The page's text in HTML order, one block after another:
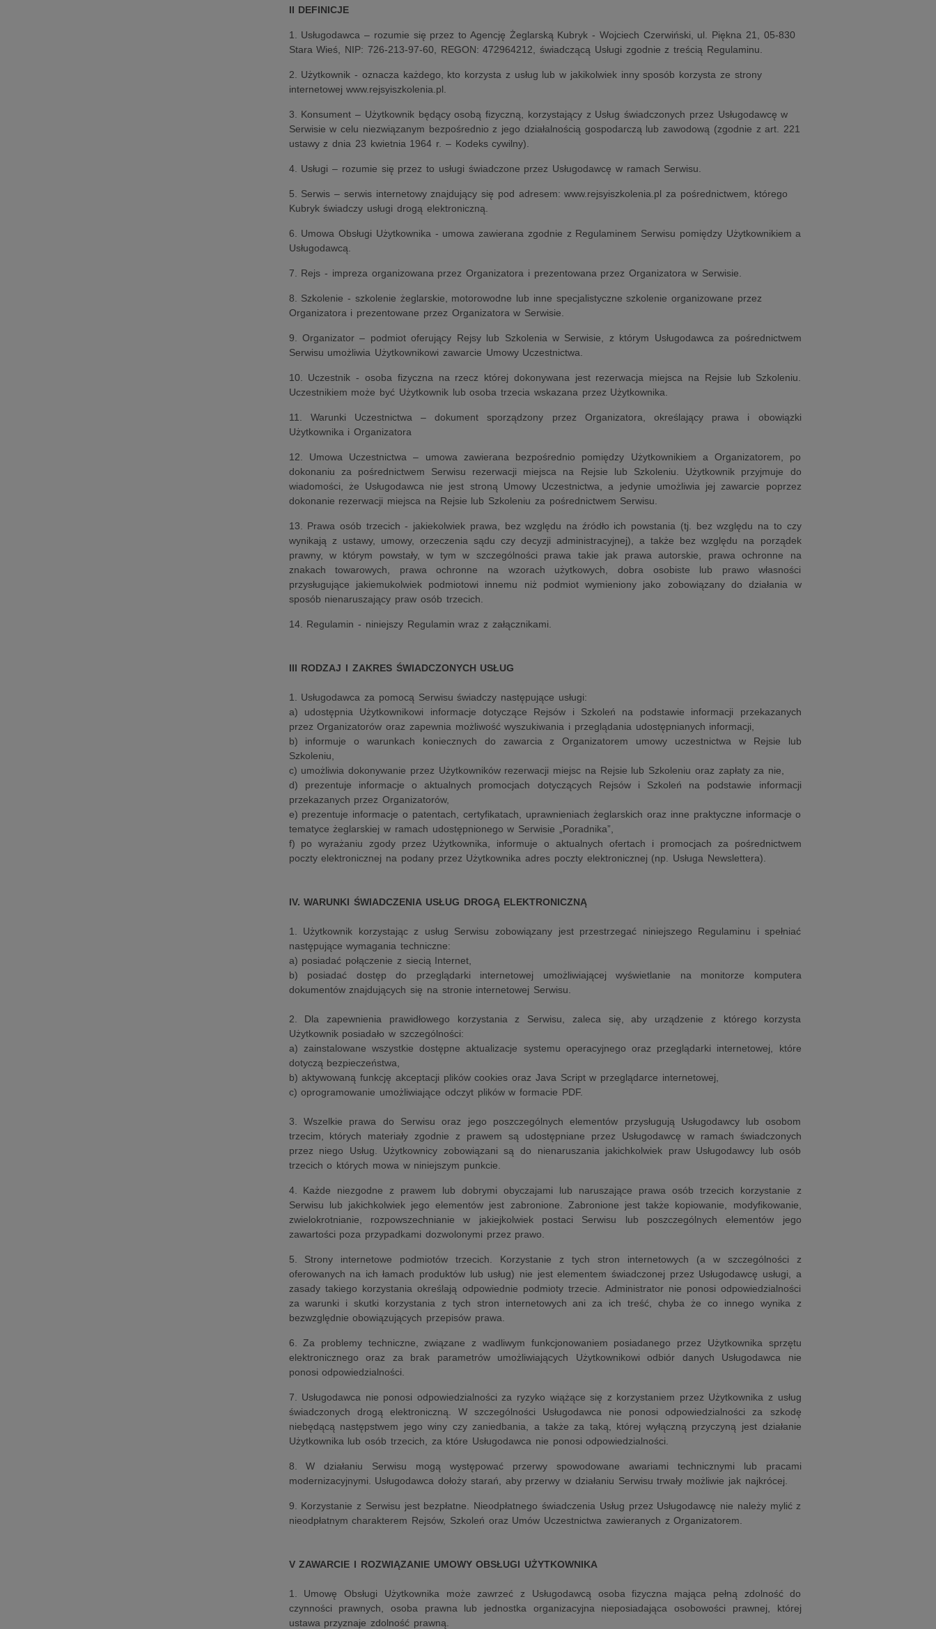
II DEFINICJE
1. Usługodawca – rozumie się przez to Agencję Żeglarską Kubryk - Wojciech Czerwiński, ul. Piękna 21, 05-830
Stara Wieś, NIP: 726-213-97-60, REGON: 472964212, świadczącą Usługi zgodnie z treścią Regulaminu.
2. Użytkownik - oznacza każdego, kto korzysta z usług lub w jakikolwiek inny sposób korzysta ze strony
internetowej www.rejsyiszkolenia.pl.
3. Konsument – Użytkownik będący osobą fizyczną, korzystający z Usług świadczonych przez Usługodawcę w
Serwisie w celu niezwiązanym bezpośrednio z jego działalnością gospodarczą lub zawodową (zgodnie z art. 221
ustawy z dnia 23 kwietnia 1964 r. – Kodeks cywilny).
4. Usługi – rozumie się przez to usługi świadczone przez Usługodawcę w ramach Serwisu.
5. Serwis – serwis internetowy znajdujący się pod adresem: www.rejsyiszkolenia.pl za pośrednictwem, którego
Kubryk świadczy usługi drogą elektroniczną.
6. Umowa Obsługi Użytkownika - umowa zawierana zgodnie z Regulaminem Serwisu pomiędzy Użytkownikiem a
Usługodawcą.
7. Rejs - impreza organizowana przez Organizatora i prezentowana przez Organizatora w Serwisie.
8. Szkolenie - szkolenie żeglarskie, motorowodne lub inne specjalistyczne szkolenie organizowane przez
Organizatora i prezentowane przez Organizatora w Serwisie.
9. Organizator – podmiot oferujący Rejsy lub Szkolenia w Serwisie, z którym Usługodawca za pośrednictwem
Serwisu umożliwia Użytkownikowi zawarcie Umowy Uczestnictwa.
10. Uczestnik - osoba fizyczna na rzecz której dokonywana jest rezerwacja miejsca na Rejsie lub Szkoleniu.
Uczestnikiem może być Użytkownik lub osoba trzecia wskazana przez Użytkownika.
11. Warunki Uczestnictwa – dokument sporządzony przez Organizatora, określający prawa i obowiązki
Użytkownika i Organizatora
12. Umowa Uczestnictwa – umowa zawierana bezpośrednio pomiędzy Użytkownikiem a Organizatorem, po
dokonaniu za pośrednictwem Serwisu rezerwacji miejsca na Rejsie lub Szkoleniu. Użytkownik przyjmuje do
wiadomości, że Usługodawca nie jest stroną Umowy Uczestnictwa, a jedynie umożliwia jej zawarcie poprzez
dokonanie rezerwacji miejsca na Rejsie lub Szkoleniu za pośrednictwem Serwisu.
13. Prawa osób trzecich - jakiekolwiek prawa, bez względu na źródło ich powstania (tj. bez względu na to czy
wynikają z ustawy, umowy, orzeczenia sądu czy decyzji administracyjnej), a także bez względu na porządek
prawny, w którym powstały, w tym w szczególności prawa takie jak prawa autorskie, prawa ochronne na
znakach towarowych, prawa ochronne na wzorach użytkowych, dobra osobiste lub prawo własności
przysługujące jakiemukolwiek podmiotowi innemu niż podmiot wymieniony jako zobowiązany do działania w
sposób nienaruszający praw osób trzecich.
14. Regulamin - niniejszy Regulamin wraz z załącznikami.
III RODZAJ I ZAKRES ŚWIADCZONYCH USŁUG
1. Usługodawca za pomocą Serwisu świadczy następujące usługi:
a) udostępnia Użytkownikowi informacje dotyczące Rejsów i Szkoleń na podstawie informacji przekazanych
przez Organizatorów oraz zapewnia możliwość wyszukiwania i przeglądania udostępnianych informacji,
b) informuje o warunkach koniecznych do zawarcia z Organizatorem umowy uczestnictwa w Rejsie lub
Szkoleniu,
c) umożliwia dokonywanie przez Użytkowników rezerwacji miejsc na Rejsie lub Szkoleniu oraz zapłaty za nie,
d) prezentuje informacje o aktualnych promocjach dotyczących Rejsów i Szkoleń na podstawie informacji
przekazanych przez Organizatorów,
e) prezentuje informacje o patentach, certyfikatach, uprawnieniach żeglarskich oraz inne praktyczne informacje o
tematyce żeglarskiej w ramach udostępnionego w Serwisie „Poradnika”,
f) po wyrażaniu zgody przez Użytkownika, informuje o aktualnych ofertach i promocjach za pośrednictwem
poczty elektronicznej na podany przez Użytkownika adres poczty elektronicznej (np. Usługa Newslettera).
IV. WARUNKI ŚWIADCZENIA USŁUG DROGĄ ELEKTRONICZNĄ
1. Użytkownik korzystając z usług Serwisu zobowiązany jest przestrzegać niniejszego Regulaminu i spełniać
następujące wymagania techniczne:
a) posiadać połączenie z siecią Internet,
b) posiadać dostęp do przeglądarki internetowej umożliwiającej wyświetlanie na monitorze komputera
dokumentów znajdujących się na stronie internetowej Serwisu.
2. Dla zapewnienia prawidłowego korzystania z Serwisu, zaleca się, aby urządzenie z którego korzysta
Użytkownik posiadało w szczególności:
a) zainstalowane wszystkie dostępne aktualizacje systemu operacyjnego oraz przeglądarki internetowej, które
dotyczą bezpieczeństwa,
b) aktywowaną funkcję akceptacji plików cookies oraz Java Script w przeglądarce internetowej,
c) oprogramowanie umożliwiające odczyt plików w formacie PDF.
3. Wszelkie prawa do Serwisu oraz jego poszczególnych elementów przysługują Usługodawcy lub osobom
trzecim, których materiały zgodnie z prawem są udostępniane przez Usługodawcę w ramach świadczonych
przez niego Usług. Użytkownicy zobowiązani są do nienaruszania jakichkolwiek praw Usługodawcy lub osób
trzecich o których mowa w niniejszym punkcie.
4. Każde niezgodne z prawem lub dobrymi obyczajami lub naruszające prawa osób trzecich korzystanie z
Serwisu lub jakichkolwiek jego elementów jest zabronione. Zabronione jest także kopiowanie, modyfikowanie,
zwielokrotnianie, rozpowszechnianie w jakiejkolwiek postaci Serwisu lub poszczególnych elementów jego
zawartości poza przypadkami dozwolonymi przez prawo.
5. Strony internetowe podmiotów trzecich. Korzystanie z tych stron internetowych (a w szczególności z
oferowanych na ich łamach produktów lub usług) nie jest elementem świadczonej przez Usługodawcę usługi, a
zasady takiego korzystania określają odpowiednie podmioty trzecie. Administrator nie ponosi odpowiedzialności
za warunki i skutki korzystania z tych stron internetowych ani za ich treść, chyba że co innego wynika z
bezwzględnie obowiązujących przepisów prawa.
6. Za problemy techniczne, związane z wadliwym funkcjonowaniem posiadanego przez Użytkownika sprzętu
elektronicznego oraz za brak parametrów umożliwiających Użytkownikowi odbiór danych Usługodawca nie
ponosi odpowiedzialności.
7. Usługodawca nie ponosi odpowiedzialności za ryzyko wiążące się z korzystaniem przez Użytkownika z usług
świadczonych drogą elektroniczną. W szczególności Usługodawca nie ponosi odpowiedzialności za szkodę
niebędącą następstwem jego winy czy zaniedbania, a także za taką, której wyłączną przyczyną jest działanie
Użytkownika lub osób trzecich, za które Usługodawca nie ponosi odpowiedzialności.
8. W działaniu Serwisu mogą występować przerwy spowodowane awariami technicznymi lub pracami
modernizacyjnymi. Usługodawca dołoży starań, aby przerwy w działaniu Serwisu trwały możliwie jak najkrócej.
9. Korzystanie z Serwisu jest bezpłatne. Nieodpłatnego świadczenia Usług przez Usługodawcę nie należy mylić z
nieodpłatnym charakterem Rejsów, Szkoleń oraz Umów Uczestnictwa zawieranych z Organizatorem.
V ZAWARCIE I ROZWIĄZANIE UMOWY OBSŁUGI UŻYTKOWNIKA
1. Umowę Obsługi Użytkownika może zawrzeć z Usługodawcą osoba fizyczna mająca pełną zdolność do
czynności prawnych, osoba prawna lub jednostka organizacyjna nieposiadająca osobowości prawnej, której
ustawa przyznaje zdolność prawną.